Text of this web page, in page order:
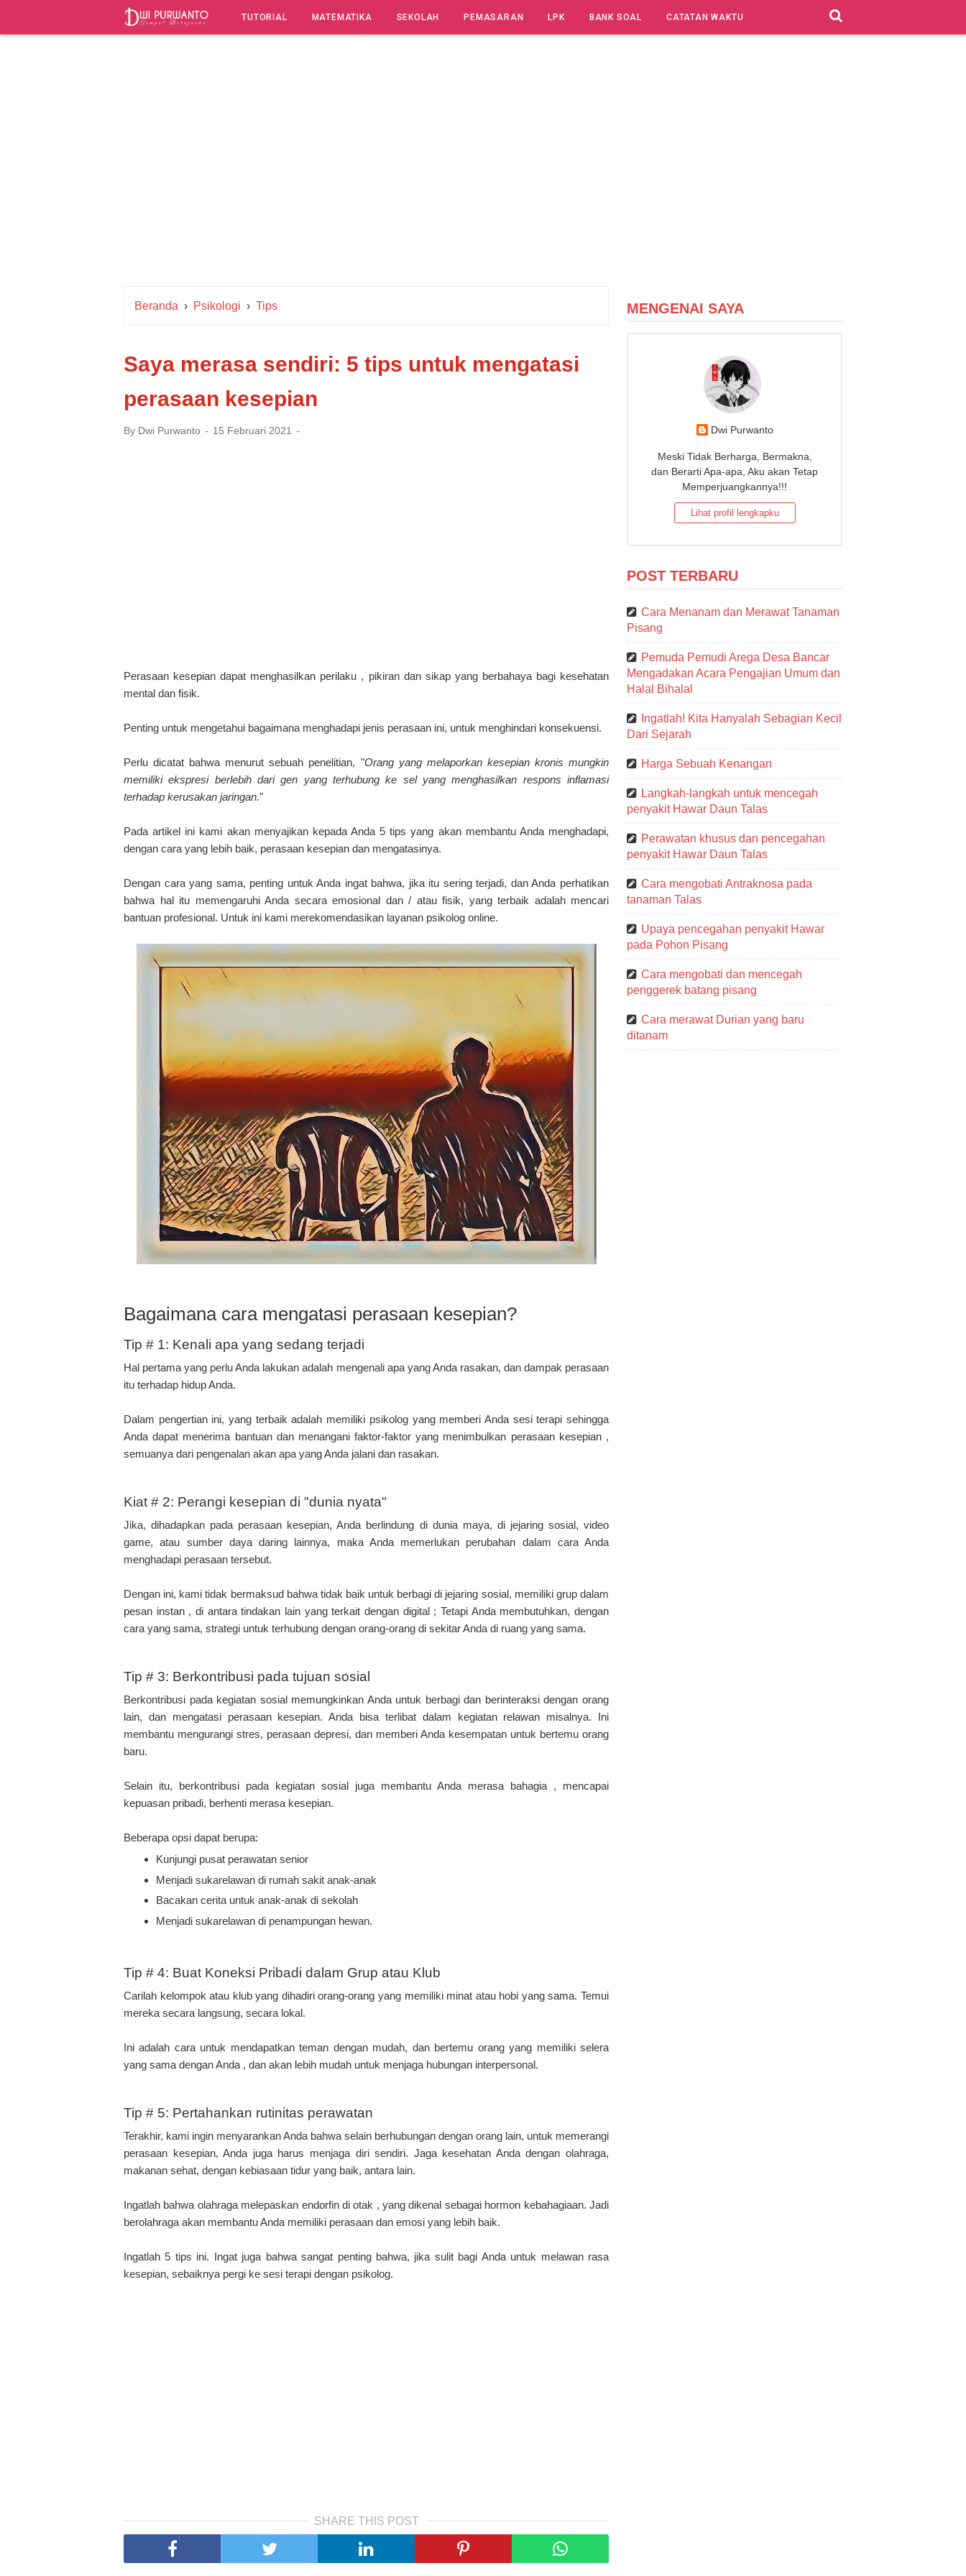
TUTORIAL MATEMATIKA SEKOLAH PEMASARAN LPK BANK SOAL CATATAN WAKTU
Beranda › Psikologi › Tips
Saya merasa sendiri: 5 tips untuk mengatasi
perasaan kesepian
By Dwi Purwanto 15 Februari 2021
Perasaan kesepian dapat menghasilkan perilaku , pikiran dan sikap yang berbahaya bagi kesehatan
mental dan fisik.
Penting untuk mengetahui bagaimana menghadapi jenis perasaan ini, untuk menghindari konsekuensi.
Perlu dicatat bahwa menurut sebuah penelitian, "Orang yang melaporkan kesepian kronis mungkin
memiliki ekspresi berlebih dari gen yang terhubung ke sel yang menghasilkan respons inflamasi
terhadap kerusakan jaringan."
Pada artikel ini kami akan menyajikan kepada Anda 5 tips yang akan membantu Anda menghadapi,
dengan cara yang lebih baik, perasaan kesepian dan mengatasinya.
Dengan cara yang sama, penting untuk Anda ingat bahwa, jika itu sering terjadi, dan Anda perhatikan
bahwa hal itu memengaruhi Anda secara emosional dan / atau fisik, yang terbaik adalah mencari
bantuan profesional. Untuk ini kami merekomendasikan layanan psikolog online.
Bagaimana cara mengatasi perasaan kesepian?
Tip # 1: Kenali apa yang sedang terjadi
Hal pertama yang perlu Anda lakukan adalah mengenali apa yang Anda rasakan, dan dampak perasaan
itu terhadap hidup Anda.
Dalam pengertian ini, yang terbaik adalah memiliki psikolog yang memberi Anda sesi terapi sehingga
Anda dapat menerima bantuan dan menangani faktor-faktor yang menimbulkan perasaan kesepian ,
semuanya dari pengenalan akan apa yang Anda jalani dan rasakan.
Kiat # 2: Perangi kesepian di "dunia nyata"
Jika, dihadapkan pada perasaan kesepian, Anda berlindung di dunia maya, di jejaring sosial, video
game, atau sumber daya daring lainnya, maka Anda memerlukan perubahan dalam cara Anda
menghadapi perasaan tersebut.
Dengan ini, kami tidak bermaksud bahwa tidak baik untuk berbagi di jejaring sosial, memiliki grup dalam
pesan instan , di antara tindakan lain yang terkait dengan digital ; Tetapi Anda membutuhkan, dengan
cara yang sama, strategi untuk terhubung dengan orang-orang di sekitar Anda di ruang yang sama.
Tip # 3: Berkontribusi pada tujuan sosial
Berkontribusi pada kegiatan sosial memungkinkan Anda untuk berbagi dan berinteraksi dengan orang
lain, dan mengatasi perasaan kesepian. Anda bisa terlibat dalam kegiatan relawan misalnya. Ini
membantu mengurangi stres, perasaan depresi, dan memberi Anda kesempatan untuk bertemu orang
baru.
Selain itu, berkontribusi pada kegiatan sosial juga membantu Anda merasa bahagia , mencapai
kepuasan pribadi, berhenti merasa kesepian.
Beberapa opsi dapat berupa:
Kunjungi pusat perawatan senior
Menjadi sukarelawan di rumah sakit anak-anak
Bacakan cerita untuk anak-anak di sekolah
Menjadi sukarelawan di penampungan hewan.
Tip # 4: Buat Koneksi Pribadi dalam Grup atau Klub
Carilah kelompok atau klub yang dihadiri orang-orang yang memiliki minat atau hobi yang sama. Temui
mereka secara langsung, secara lokal.
Ini adalah cara untuk mendapatkan teman dengan mudah, dan bertemu orang yang memiliki selera
yang sama dengan Anda , dan akan lebih mudah untuk menjaga hubungan interpersonal.
Tip # 5: Pertahankan rutinitas perawatan
Terakhir, kami ingin menyarankan Anda bahwa selain berhubungan dengan orang lain, untuk memerangi
perasaan kesepian, Anda juga harus menjaga diri sendiri. Jaga kesehatan Anda dengan olahraga,
makanan sehat, dengan kebiasaan tidur yang baik, antara lain.
Ingatlah bahwa olahraga melepaskan endorfin di otak , yang dikenal sebagai hormon kebahagiaan. Jadi
berolahraga akan membantu Anda memiliki perasaan dan emosi yang lebih baik.
Ingatlah 5 tips ini. Ingat juga bahwa sangat penting bahwa, jika sulit bagi Anda untuk melawan rasa
kesepian, sebaiknya pergi ke sesi terapi dengan psikolog.
SHARE THIS POST
MENGENAI SAYA
Dwi Purwanto
Meski Tidak Berharga, Bermakna,
dan Berarti Apa-apa, Aku akan Tetap
Memperjuangkannya!!!
Lihat profil lengkapku
POST TERBARU
Cara Menanam dan Merawat Tanaman
Pisang
Pemuda Pemudi Arega Desa Bancar
Mengadakan Acara Pengajian Umum dan
Halal Bihalal
Ingatlah! Kita Hanyalah Sebagian Kecil
Dari Sejarah
Harga Sebuah Kenangan
Langkah-langkah untuk mencegah
penyakit Hawar Daun Talas
Perawatan khusus dan pencegahan
penyakit Hawar Daun Talas
Cara mengobati Antraknosa pada
tanaman Talas
Upaya pencegahan penyakit Hawar
pada Pohon Pisang
Cara mengobati dan mencegah
penggerek batang pisang
Cara merawat Durian yang baru
ditanam